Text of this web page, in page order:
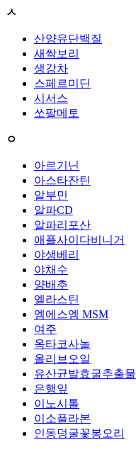
ㅅ
산양유단백질
새싹보리
생강차
스페르미딘
시서스
쏘팔메토
ㅇ
아르기닌
아스타잔틴
알부민
알파CD
알파리포산
애플사이다비니거
야생베리
야채수
양배추
엘라스틴
엠에스엠 MSM
여주
옥타코사놀
올리브오일
유산균발효굴추출물
은행잎
이노시톨
이소플라본
인동덩굴꽃봉오리